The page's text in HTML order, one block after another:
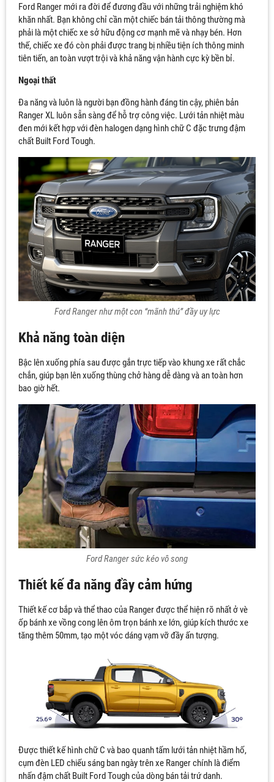
Ford Ranger mới ra đời để đương đầu với những trải nghiệm khó
khăn nhất. Bạn không chỉ cần một chiếc bán tải thông thường mà
phải là một chiếc xe sở hữu động cơ mạnh mẽ và nhạy bén. Hơn
thế, chiếc xe đó còn phải được trang bị nhiều tiện ích thông minh
tiên tiến, an toàn vượt trội và khả năng vận hành cực kỳ bền bỉ.
Ngoại thất
Đa năng và luôn là người bạn đồng hành đáng tin cậy, phiên bản
Ranger XL luôn sẵn sàng để hỗ trợ công việc. Lưới tản nhiệt màu
đen mới kết hợp với đèn halogen dạng hình chữ C đặc trưng đậm
chất Built Ford Tough.
Ford Ranger như một con “mãnh thú” đầy uy lực
Khả năng toàn diện
Bậc lên xuống phía sau được gắn trực tiếp vào khung xe rất chắc
chắn, giúp bạn lên xuống thùng chở hàng dễ dàng và an toàn hơn
bao giờ hết.
Ford Ranger sức kéo vô song
Thiết kế đa năng đầy cảm hứng
Thiết kế cơ bắp và thể thao của Ranger được thể hiện rõ nhất ở vè
ốp bánh xe vồng cong lên ôm trọn bánh xe lớn, giúp kích thước xe
tăng thêm 50mm, tạo một vóc dáng vạm vỡ đầy ấn tượng.
Được thiết kế hình chữ C và bao quanh tấm lưới tản nhiệt hầm hố,
cụm đèn LED chiếu sáng ban ngày trên xe Ranger chính là điểm
nhấn đậm chất Built Ford Tough của dòng bán tải trứ danh.